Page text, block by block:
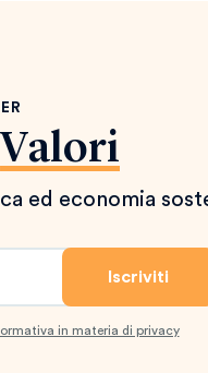
Valori
ed economia
in materia di privacy